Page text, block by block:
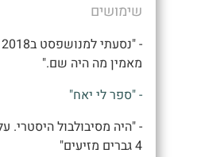
שימושים
מאמין מה היה שם."
- "ספר לי יאח"
- "היה מסיבולבול היסטרי.
4 גברים מזיעים"